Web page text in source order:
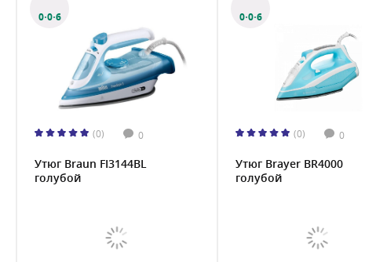
0·0·6
(0) 0
Утюг Braun FI3144BL
голубой
0·0·6
(0) 0
Утюг Brayer BR4000
голубой